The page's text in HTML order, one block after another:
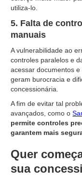
utiliza-lo.
5. Falta de
manuais
A vulnerabilidade ao
controles paralelos e
acessar documentos
geram burocracia e
concessionária.
A fim de evitar tal
avançados, como o
permite controles
garantem mais
Quer
sua